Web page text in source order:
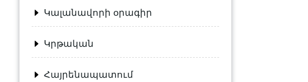
Կալանավորի օրագիր
Կրթական
Հայրենապատում